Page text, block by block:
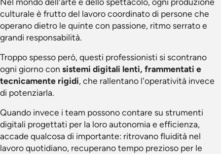
culturale è frutto del lavoro coordinato di persone che
operano dietro le quinte con passione, ritmo serrato e
grandi responsabilità.
Troppo spesso però, questi professionisti si scontrano
ogni giorno con sistemi digitali lenti, frammentati e
tecnicamente rigidi, che rallentano l'operatività invece
di potenziarla.
Quando invece i team possono contare su strumenti
digitali progettati per la loro autonomia e efficienza,
accade qualcosa di importante: ritrovano fluidità nel
lavoro quotidiano, recuperano tempo prezioso per le